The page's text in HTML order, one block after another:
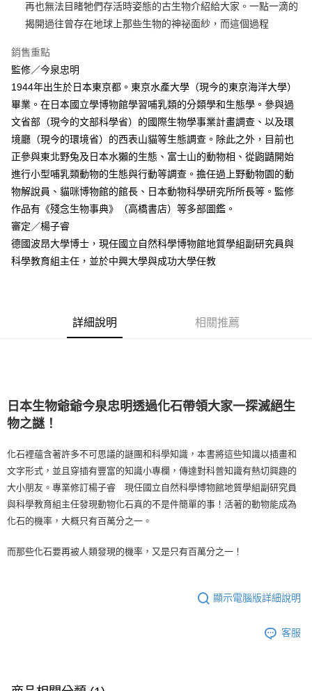
再也無法目睹牠們存活時姿態的古生物介紹給大家。一點一滴的
揭開過往曾存在地球上那些生物的神祕面紗，而這個過程
銷售重點
監修／今泉忠明
1944年出生於日本東京都。東京水產大學（現今的東京海洋大學）
畢業。在日本國立學博物館學習哺乳類的分類學和生態學。參與過
文省部（現今的文部科學省）的國際生物學事業計畫調查、以及環
境廳（現今的環境省）的西表山貓等生態調查。除此之外，目前也
正參與東北野兔及日本水獺的生態、富士山的動物相、從鼩鼱開始
進行小型哺乳類動物的生態與行動等調查。擔任過上野動物園的動
物解說員、貓咪博物館的館長、日本動物科學研究所所長等。監修
作品有《殘念生物事典》（高橋書店）等多部圖鑑。
審定／楊子睿
德國波昂大學博士，現任國立自然科學博物館地質學組副研究員與
科學教育組主任，並於中興大學與成功大學任教
詳細說明 相關推薦
日本生物爺爺今泉忠明透過化石帶領大家一探滅絕生
物之謎！
化石裡蘊含著許多不可思議的謎團和科學知識，本書將這些知識以插畫和
文字形式，並且穿插有豐富的知識小專欄，傳達對科普知識有熱切興趣的
大小朋友。專業修訂楊子睿 現任國立自然科學博物館地質學組副研究員
與科學教育組主任發現動物化石真的不是件簡單的事！活著的動物能成為
化石的機率，大概只有百萬分之一。
而那些化石要再被人類發現的機率，又是只有百萬分之一！
顯示電腦版詳細說明
客服